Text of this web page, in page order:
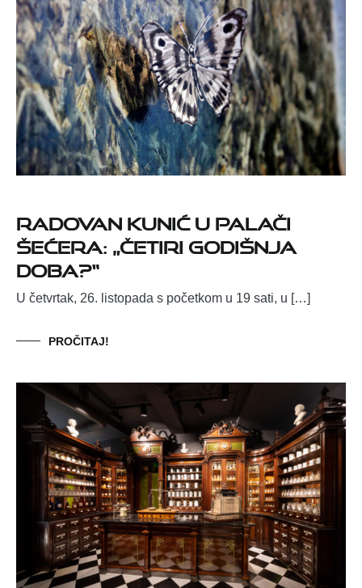
Radovan Kunić u Palači
šećera: „Četiri godišnja
doba?“
U četvrtak, 26. listopada s početkom u 19 sati, u […]
PROČITAJ!